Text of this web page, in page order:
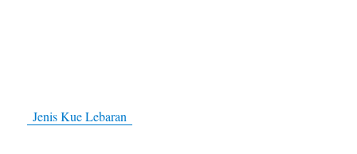
Jenis Kue Lebaran